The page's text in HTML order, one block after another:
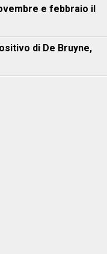
e febbraio il
di De Bruyne,